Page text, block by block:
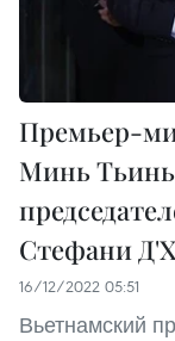
Премьер-
Минь Тьинь
Стефани
16/12/2022 05:51
Вьетнамский